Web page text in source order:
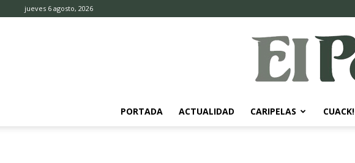
jueves 6 agosto, 2026
PORTADA ACTUALIDAD CARIPELAS CUACK!